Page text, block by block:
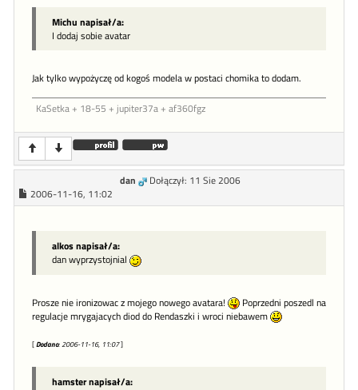
Michu napisał/a:
I dodaj sobie avatar
Jak tylko wypożyczę od kogoś modela w postaci chomika to dodam.
KaSetka + 18-55 + jupiter37a + af360fgz
dan
Dołączył: 11 Sie 2006
2006-11-16, 11:02
alkos napisał/a:
dan wyprzystojnial
Prosze nie ironizowac z mojego nowego avatara!
Poprzedni poszedl na
regulacje mrygajacych diod do Rendaszki i wroci niebawem
[ Dodano: 2006-11-16, 11:07]
hamster napisał/a: